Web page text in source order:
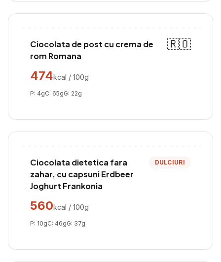
Ciocolata de post cu crema de
rom Romana
🇷🇴
474kcal / 100g
P: 4gC: 65gG: 22g
Ciocolata dietetica fara
zahar, cu capsuni Erdbeer
Joghurt Frankonia
DULCIURI
560kcal / 100g
P: 10gC: 46gG: 37g